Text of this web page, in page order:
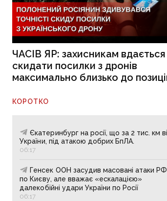
ЧАСІВ ЯР: захисникам вдається
скидати посилки з дронів
максимально близько до
КОРОТКО
Єкатеринбург на росії, що за 2 тис. км
України, під атакою добрих БпЛА.
06:17
Генсек ООН засудив масовані атаки РФ
по Києву, але вважає «ескалацією»
далекобійні удари України по Росії
06:17